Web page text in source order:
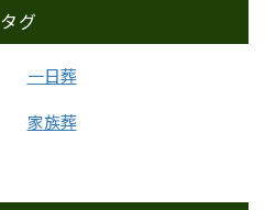
タグ
一日葬
家族葬